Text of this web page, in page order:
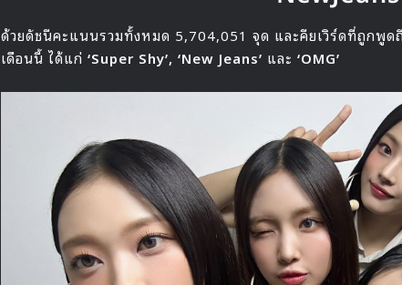
ด้วยดัชนีคะแนนรวมทั้งหมด 5,704,051 จุด และคียเวิร์ดที่ถูกพูด
เดือนนี้ ได้แก่ ‘Super Shy’, ‘New Jeans’ และ ‘OMG’